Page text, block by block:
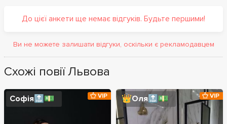
До цієї анкети ще немає відгуків. Будьте першими!
Ви не можете залишати відгуки, оскільки є рекламодавцем
Схожі повії Львова
Софія🔝💵 VIP 👑Оля🔝💵 VIP